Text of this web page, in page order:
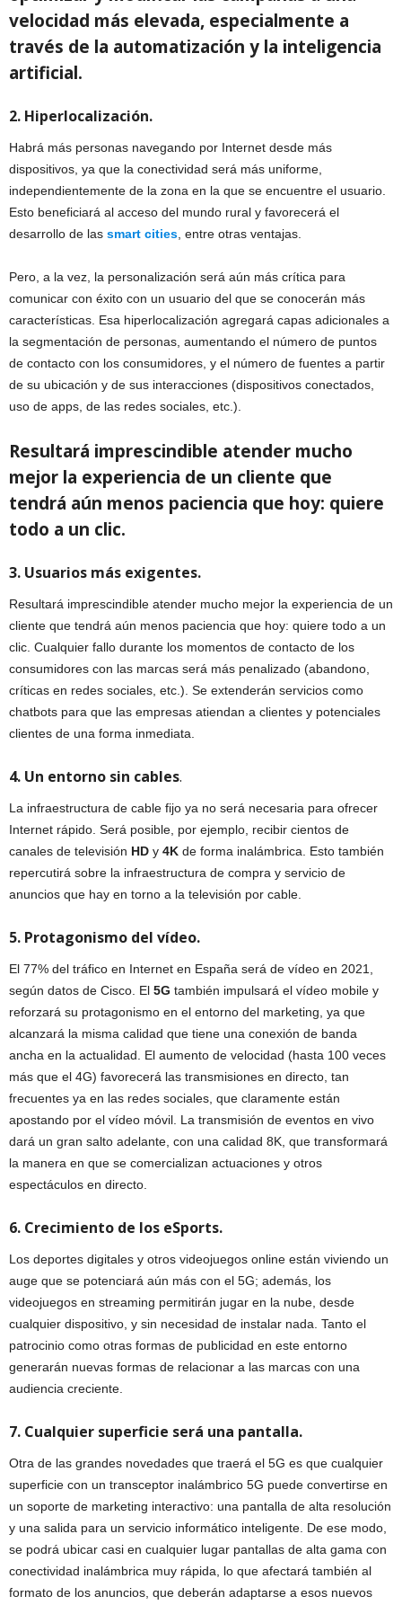
velocidad más elevada, especialmente a
través de la automatización y la inteligencia
artificial.
2. Hiperlocalización.
Habrá más personas navegando por Internet desde más
dispositivos, ya que la conectividad será más uniforme,
independientemente de la zona en la que se encuentre el usuario.
Esto beneficiará al acceso del mundo rural y favorecerá el
desarrollo de las smart cities , entre otras ventajas.
Pero, a la vez, la personalización será aún más crítica para
comunicar con éxito con un usuario del que se conocerán más
características. Esa hiperlocalización agregará capas adicionales a
la segmentación de personas, aumentando el número de puntos
de contacto con los consumidores, y el número de fuentes a partir
de su ubicación y de sus interacciones (dispositivos conectados,
uso de apps, de las redes sociales, etc.).
Resultará imprescindible atender mucho
mejor la experiencia de un cliente que
tendrá aún menos paciencia que hoy: quiere
todo a un clic.
3. Usuarios más exigentes.
Resultará imprescindible atender mucho mejor la experiencia de un
cliente que tendrá aún menos paciencia que hoy: quiere todo a un
clic. Cualquier fallo durante los momentos de contacto de los
consumidores con las marcas será más penalizado (abandono,
críticas en redes sociales, etc.). Se extenderán servicios como
chatbots para que las empresas atiendan a clientes y potenciales
clientes de una forma inmediata.
4. Un entorno sin cables.
La infraestructura de cable fijo ya no será necesaria para ofrecer
Internet rápido. Será posible, por ejemplo, recibir cientos de
canales de televisión HD y 4K de forma inalámbrica. Esto también
repercutirá sobre la infraestructura de compra y servicio de
anuncios que hay en torno a la televisión por cable.
5. Protagonismo del vídeo.
El 77% del tráfico en Internet en España será de vídeo en 2021,
según datos de Cisco. El 5G también impulsará el vídeo mobile y
reforzará su protagonismo en el entorno del marketing, ya que
alcanzará la misma calidad que tiene una conexión de banda
ancha en la actualidad. El aumento de velocidad (hasta 100 veces
más que el 4G) favorecerá las transmisiones en directo, tan
frecuentes ya en las redes sociales, que claramente están
apostando por el vídeo móvil. La transmisión de eventos en vivo
dará un gran salto adelante, con una calidad 8K, que transformará
la manera en que se comercializan actuaciones y otros
espectáculos en directo.
6. Crecimiento de los eSports.
Los deportes digitales y otros videojuegos online están viviendo un
auge que se potenciará aún más con el 5G; además, los
videojuegos en streaming permitirán jugar en la nube, desde
cualquier dispositivo, y sin necesidad de instalar nada. Tanto el
patrocinio como otras formas de publicidad en este entorno
generarán nuevas formas de relacionar a las marcas con una
audiencia creciente.
7. Cualquier superficie será una pantalla.
Otra de las grandes novedades que traerá el 5G es que cualquier
superficie con un transceptor inalámbrico 5G puede convertirse en
un soporte de marketing interactivo: una pantalla de alta resolución
y una salida para un servicio informático inteligente. De ese modo,
se podrá ubicar casi en cualquier lugar pantallas de alta gama con
conectividad inalámbrica muy rápida, lo que afectará también al
formato de los anuncios, que deberán adaptarse a esos nuevos